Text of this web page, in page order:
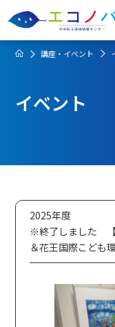
講座・イベント
イベント
2025年度
※終了しました 【
＆花王国際こども